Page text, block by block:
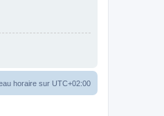
horaire sur UTC+02:00